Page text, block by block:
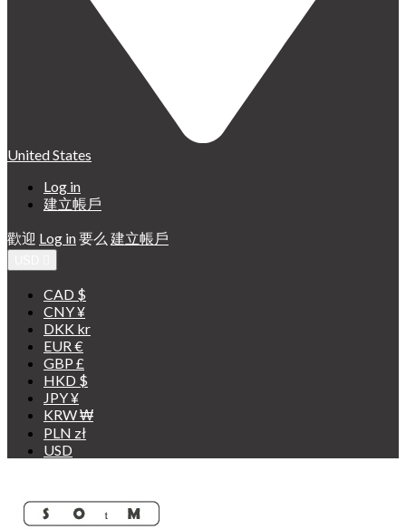
United States
Log in
建立帳戶
歡迎 Log in要么 建立帳戶
CAD $
CNY ¥
DKK kr
EUR €
GBP £
HKD $
JPY ¥
KRW ₩
PLN zł
USD